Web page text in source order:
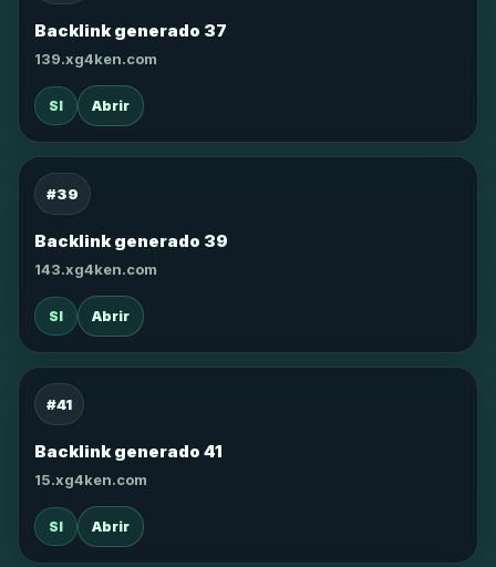
Backlink generado 37
139.xg4ken.com
SI Abrir
#39
Backlink generado 39
143.xg4ken.com
SI Abrir
#41
Backlink generado 41
15.xg4ken.com
SI Abrir